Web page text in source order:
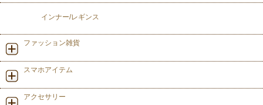
インナー/レギンス
ファッション雑貨
スマホアイテム
アクセサリー